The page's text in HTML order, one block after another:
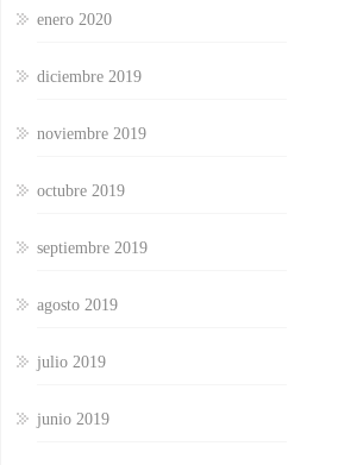
enero 2020
diciembre 2019
noviembre 2019
octubre 2019
septiembre 2019
agosto 2019
julio 2019
junio 2019